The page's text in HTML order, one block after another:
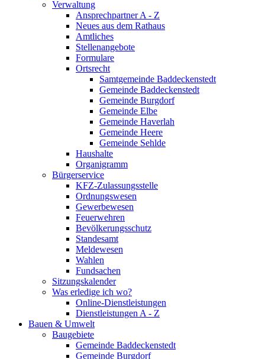
Verwaltung
Ansprechpartner A - Z
Neues aus dem Rathaus
Amtliches
Stellenangebote
Formulare
Ortsrecht
Samtgemeinde Baddeckenstedt
Gemeinde Baddeckenstedt
Gemeinde Burgdorf
Gemeinde Elbe
Gemeinde Haverlah
Gemeinde Heere
Gemeinde Sehlde
Haushalte
Organigramm
Bürgerservice
KFZ-Zulassungsstelle
Ordnungswesen
Gewerbewesen
Feuerwehren
Bevölkerungsschutz
Standesamt
Meldewesen
Wahlen
Fundsachen
Sitzungskalender
Was erledige ich wo?
Online-Dienstleistungen
Dienstleistungen A - Z
Bauen & Umwelt
Baugebiete
Gemeinde Baddeckenstedt
Gemeinde Burgdorf